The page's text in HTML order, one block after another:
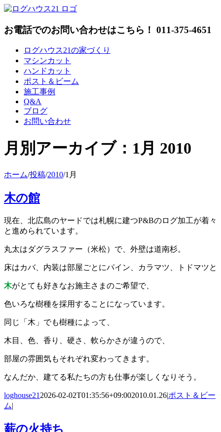
Skip
content
お電話でのお問い合わせはこちら！ 011-375-4651
ログハウス21の家づくり
マシンカット
ハンドカット
ポスト＆ビーム
施工事例
Q&A
ブログ
お問い合わせ
月別アーカイブ： 1月 2010
ホーム/投稿/2010/1月
木の館
現在、北広島のヤードでは札幌に建つP&Bのログ加工が着々
と進められています。
丸太はダグラスファー（米松）で、外壁は道南杉。
床はカバ、内装は部屋ごとにパイン、カラマツ、トドマツと
木がとても好きなお施主さまのご希望で、
色いろな樹種を採用することになっています。
同じ「木」でも樹種によって、
木目、色、香り、硬さ、軟らかさが違うので、
部屋の雰囲気もそれぞれ変わってきます。
なんだか、建てる私たちの方も仕事が楽しくなりそう。
loghouse21 2026-02-02T01:35:56+09:002010.01.26|ポスト＆ビー
ム|
薪の火持ち